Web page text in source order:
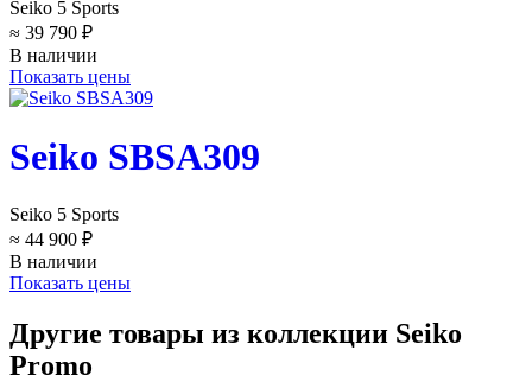
Seiko 5 Sports
≈ 39 790 ₽
В наличии
Показать цены
Seiko SBSA309
Seiko 5 Sports
≈ 44 900 ₽
В наличии
Показать цены
Другие товары из коллекции Seiko
Promo